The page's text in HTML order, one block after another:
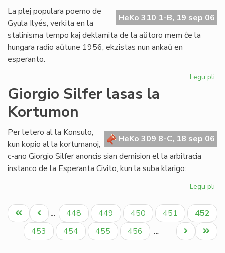
HeKo 310 1-B, 19 sep 06
La plej populara poemo de
Gyula Ilyés, verkita en la
stalinisma tempo kaj deklamita de la aŭtoro mem ĉe la
hungara radio aŭtune 1956, ekzistas nun ankaŭ en
esperanto.
Legu pli
Giorgio Silfer lasas la
Kortumon
HeKo 309 8-C, 18 sep 06
Per letero al la Konsulo,
kun kopio al la kortumanoj,
c-ano Giorgio Silfer anoncis sian demision el la arbitracia
instanco de la Esperanta Civito, kun la suba klarigo:
Legu pli
la
Pagination
Unua
paĝo
Antaŭa
paĝo
… Paĝo
448 Paĝo
449 Paĝo
450 Paĝo
451
Aktuala
paĝo
452
Paĝo
453 Paĝo
454 Paĝo
455 Paĝo
456 …
Last
page
Next
page